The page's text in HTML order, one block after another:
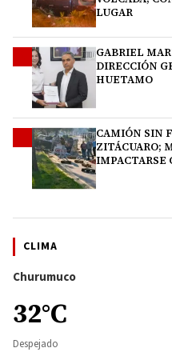
LUGAR
GABRIEL
DIRECCIÓN
HUETAMO
CAMIÓN SIN
ZITÁCUARO;
IMPACTARSE
CLIMA
Churumuco
32°C
Despejado